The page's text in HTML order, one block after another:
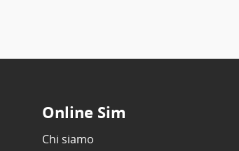
Online Sim
Chi siamo